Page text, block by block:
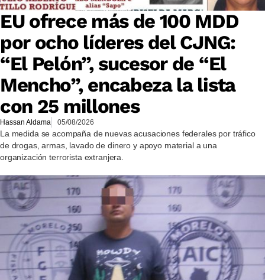
EU ofrece más de 100 MDD
por ocho líderes del CJNG:
“El Pelón”, sucesor de “El
Mencho”, encabeza la lista
con 25 millones
Hassan Aldama 05/08/2026
La medida se acompaña de nuevas acusaciones federales por tráfico
de drogas, armas, lavado de dinero y apoyo material a una
organización terrorista extranjera.